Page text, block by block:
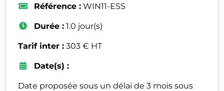
Référence : WIN11-ESS
Durée : 1.0 jour(s)
Tarif inter : 303 € HT
Date(s) :
Date proposée sous un délai de 3 mois sous